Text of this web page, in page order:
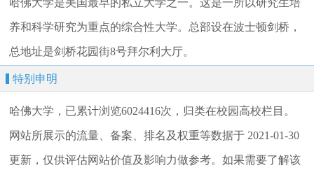
养和科学研究为重点的综合性大学。总部设在波士顿剑桥，
总地址是剑桥花园街8号拜尔利大厅。
特别申明
哈佛大学，已累计浏览6024416次，归类在校园高校栏目。
网站所展示的流量、备案、排名及权重等数据于 2021-01-30
更新，仅供评估网站价值及影响力做参考。如果需要了解该